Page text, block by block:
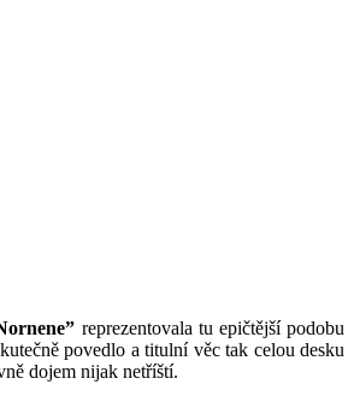
reprezentovala tu epičtější podobu
povedlo a titulní věc tak celou desku
dojem nijak netříští.